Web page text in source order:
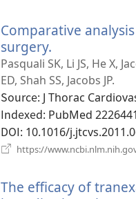
Comparative
surgery.
로
운
창
열
기)
Pasquali SK, Li JS, He X,
ED, Shah SS, Jacobs JP.
Source‎: J Thorac
Indexed‎: PubMed
DOI‎: 10.1016/
https://
The efficacy of